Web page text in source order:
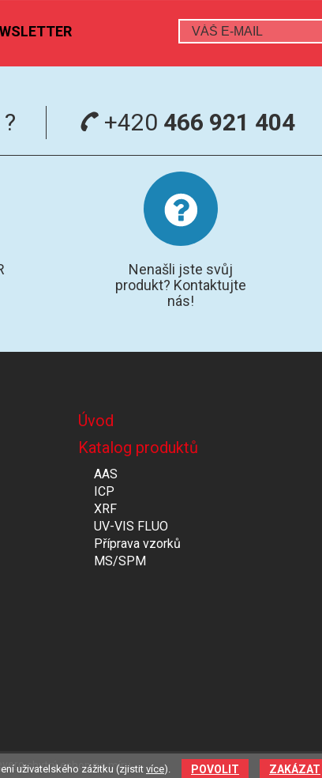
? +420 466 921 404
Nenašli jste svůj
produkt? Kontaktujte
nás!
Úvod
Katalog produktů
AAS
ICP
XRF
UV-VIS FLUO
Příprava vzorků
MS/SPM
chytrý eshop na míru.
uživatelského zážitku (zjistitvíce). POVOLIT ZAKÁZAT